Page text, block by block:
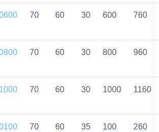
70 60 30 600 760
70 60 30 800 960
70 60 30 1000 1160
70 60 35 100 260